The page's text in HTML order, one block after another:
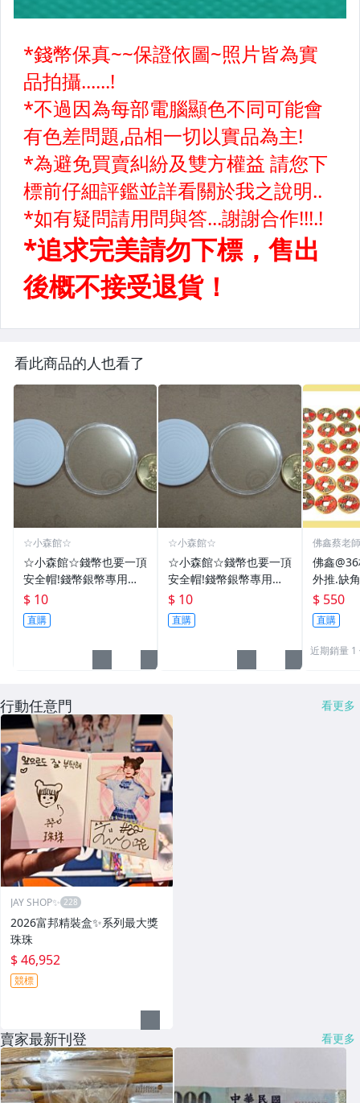
看此商品的人也看了
☆小森館☆
☆小森館☆錢幣也要一頂
安全帽!錢幣銀幣專用透
明壓克力盒收納保護盒.1
枚10元~55
$ 10
直購
☆小森館☆
☆小森館☆錢幣也要一頂
安全帽!錢幣銀幣專用透
明壓克力盒收納保護盒.1
枚10元~11
$ 10
直購
佛鑫蔡老
化煞物品
佛鑫
外推.缺
雙碩士
加持/附
$ 550
直購
近期銷量 1
行動任意門 看更多
JAY SHOP✨
2026富邦精裝盒✨系列最大獎
珠珠
$ 46,952
競標
賣家最新刊登 看更多